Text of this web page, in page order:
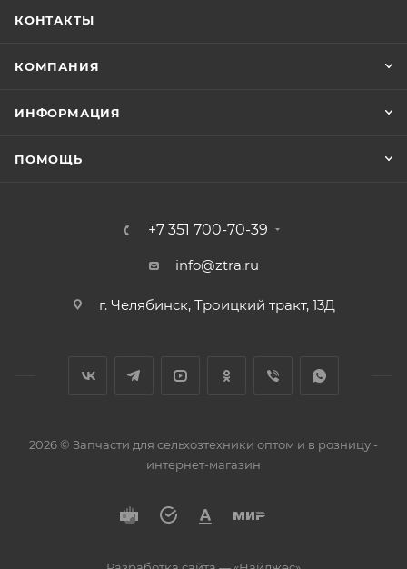
КОНТАКТЫ
КОМПАНИЯ
ИНФОРМАЦИЯ
ПОМОЩЬ
+7 351 700-70-39
info@ztra.ru
г. Челябинск, Троицкий тракт, 13Д
2026 © Запчасти для сельхозтехники оптом и в розницу -
интернет-магазин